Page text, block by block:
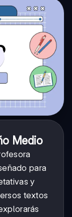
Medio
para
y
textos